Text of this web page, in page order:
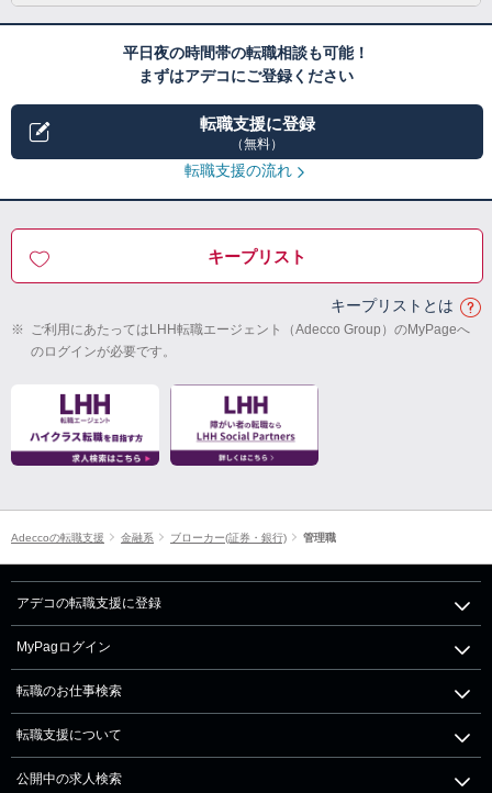
平日夜の時間帯の転職相談も可能！
まずはアデコにご登録ください
転職支援に登録
（無料）
転職支援の流れ
キープリスト
キープリストとは
※ ご利用にあたってはLHH転職エージェント（Adecco Group）のMyPageへ
のログインが必要です。
Adeccoの転職支援 金融系 ブローカー(証券・銀行) 管理職
アデコの転職支援に登録
MyPagログイン
転職のお仕事検索
転職支援について
公開中の求人検索